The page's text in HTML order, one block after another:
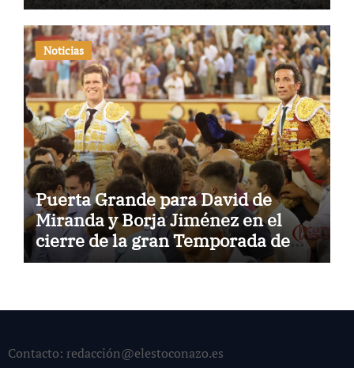
Noticias
Puerta Grande para David de
Miranda y Borja Jiménez en el
cierre de la gran Temporada de
Verano de El Puerto
Contacto: redacción@elestoconazo.es